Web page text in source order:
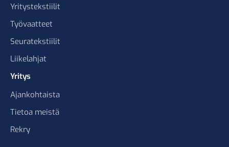
Yritystekstiilit
Työvaatteet
Seuratekstiilit
Liikelahjat
Yritys
Ajankohtaista
Tietoa meistä
Rekry